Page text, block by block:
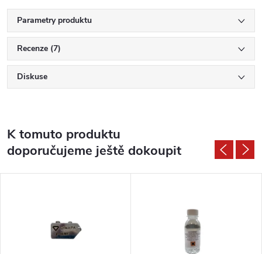
Parametry produktu
Recenze (7)
Diskuse
K tomuto produktu
doporučujeme ještě dokoupit